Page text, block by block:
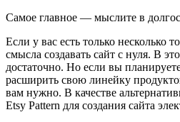
Самое главное — мыслите в
Если у вас есть только несколько
смысла создавать сайт с нуля. В
достаточно. Но если вы
расширить свою линейку
вам нужно. В качестве
Etsy Pattern для создания сайта